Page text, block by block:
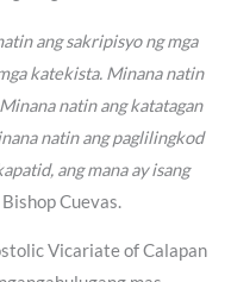
ang sakripisyo ng mga
katekista. Minana natin
natin ang katatagan
natin ang paglilingkod
ang mana ay isang
Cuevas.
Vicariate of Calapan